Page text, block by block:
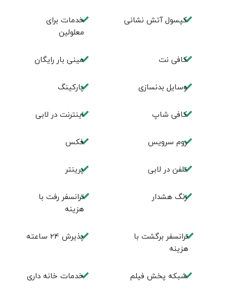
کپسول آتش نشانی
خدمات برای
معلولین
کافی نت مینی بار رایگان
وسایل بدنسازی پاركينگ
كافی شاپ اينترنت در لابی
روم سرويس فكس
تلفن در لابی پرینتر
زنگ هشدار
ترانسفر رفت با
هزینه
ترانسفر برگشت با
هزینه
پذیرش 24 ساعته
شبکه پخش فیلم خدمات خانه داری